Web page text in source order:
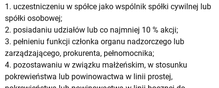
1. uczestniczeniu w spółce jako wspólnik spółki cywilnej lub
spółki osobowej;
2. posiadaniu udziałów lub co najmniej 10 % akcji;
3. pełnieniu funkcji członka organu nadzorczego lub
zarządzającego, prokurenta, pełnomocnika;
4. pozostawaniu w związku małżeńskim, w stosunku
pokrewieństwa lub powinowactwa w linii prostej,